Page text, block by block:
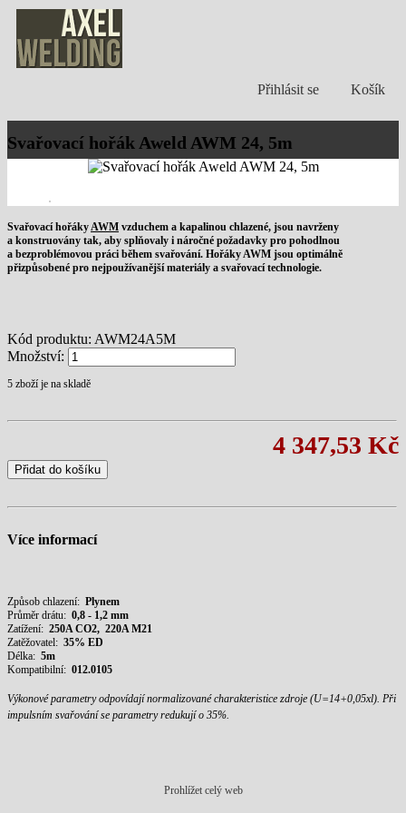
Košík
Přihlásit se
Svařovací hořák Aweld AWM 24, 5m
Svařovací hořákyAWM vzduchem a kapalinou chlazené, jsou navrženy
a konstruovány tak, aby splňovaly i náročné požadavky pro pohodlnou
a bezproblémovou práci během svařování. Hořáky AWM jsou optimálně
přizpůsobené pro nejpoužívanější materiály a svařovací technologie.
Kód produktu: AWM24A5M
Množství:
5 zboží je na skladě
4 347,53 Kč
Přidat do košíku
Více informací
Způsob chlazení: Plynem
Průměr drátu: 0,8 - 1,2 mm
Zatížení: 250A CO2, 220A M21
Zatěžovatel: 35% ED
Délka: 5m
Kompatibilní: 012.0105
Výkonové parametry odpovídají normalizované charakteristice zdroje (U=14+0,05xl). Při
impulsním svařování se parametry redukují o 35%.
Prohlížet celý web